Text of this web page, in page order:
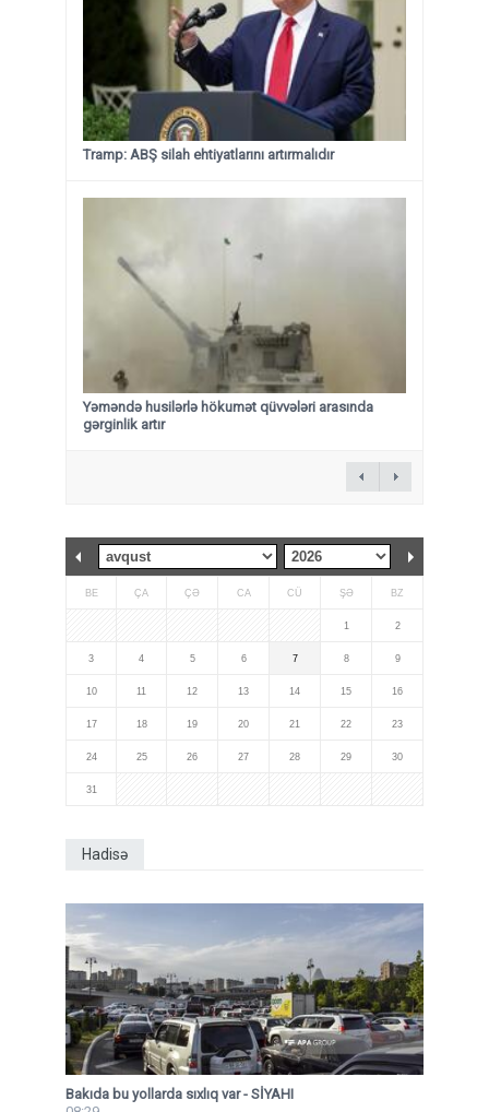
Tramp: ABŞ silah ehtiyatlarını artırmalıdır
Yəməndə husilərlə hökumət qüvvələri arasında
gərginlik artır
BE ÇA ÇƏ CA CÜ ŞƏ BZ
1 2
3 4 5 6 7 8 9
10 11 12 13 14 15 16
17 18 19 20 21 22 23
24 25 26 27 28 29 30
31
Hadisə
Bakıda bu yollarda sıxlıq var - SİYAHI